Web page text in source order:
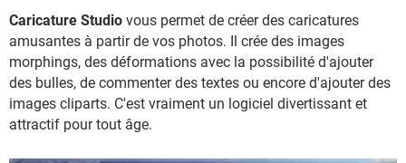
Caricature Studio vous permet de créer des caricatures
amusantes à partir de vos photos. Il crée des images
morphings, des déformations avec la possibilité d'ajouter
des bulles, de commenter des textes ou encore d'ajouter des
images cliparts. C'est vraiment un logiciel divertissant et
attractif pour tout âge.